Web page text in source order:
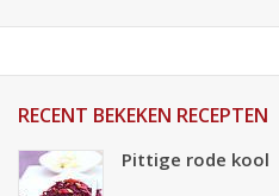
RECENT BEKEKEN RECEPTEN
Pittige rode kool